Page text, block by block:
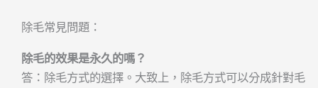
除毛常見問題：
除毛的效果是永久的嗎？
答：除毛方式的選擇。大致上，除毛方式可以分成針對毛